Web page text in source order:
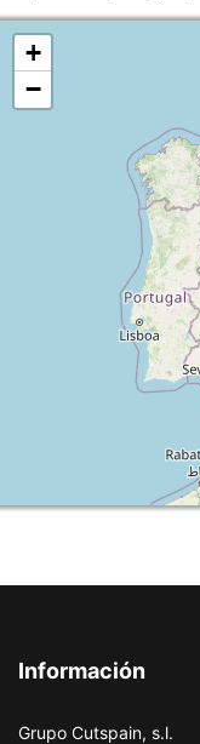
+
−
Información
Grupo Cutspain, s.l.